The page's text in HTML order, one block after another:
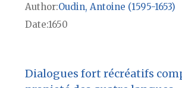
Author Oudin, Antoine (1595-1653)
Date1650
Dialogues fort récréatifs